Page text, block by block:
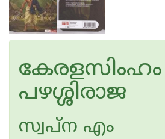
കേരളസിംഹം
പഴശ്ശിരാജ
സ്വപ്ന എം